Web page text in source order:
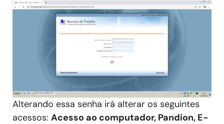
Alterando essa senha irá alterar os seguintes
acessos: Acesso ao computador, Pandion, E-